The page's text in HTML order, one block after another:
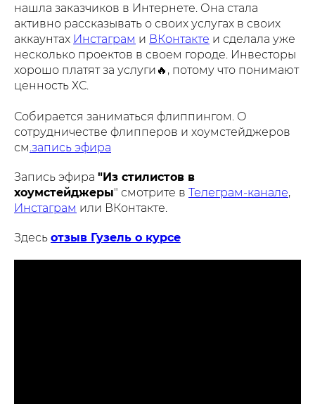
нашла заказчиков в Интернете. Она стала
активно рассказывать о своих услугах в своих
аккаунтах Инстаграм и ВКонтакте и сделала уже
несколько проектов в своем городе. Инвесторы
хорошо платят за услуги🔥, потому что понимают
ценность ХС.
Собирается заниматься флиппингом. О
сотрудничестве флипперов и хоумстейджеров
см.запись эфира
Запись эфира "Из стилистов в
хоумстейджеры" смотрите в Телеграм-канале,
Инстаграм или ВКонтакте.
Здесь отзыв Гузель о курсе